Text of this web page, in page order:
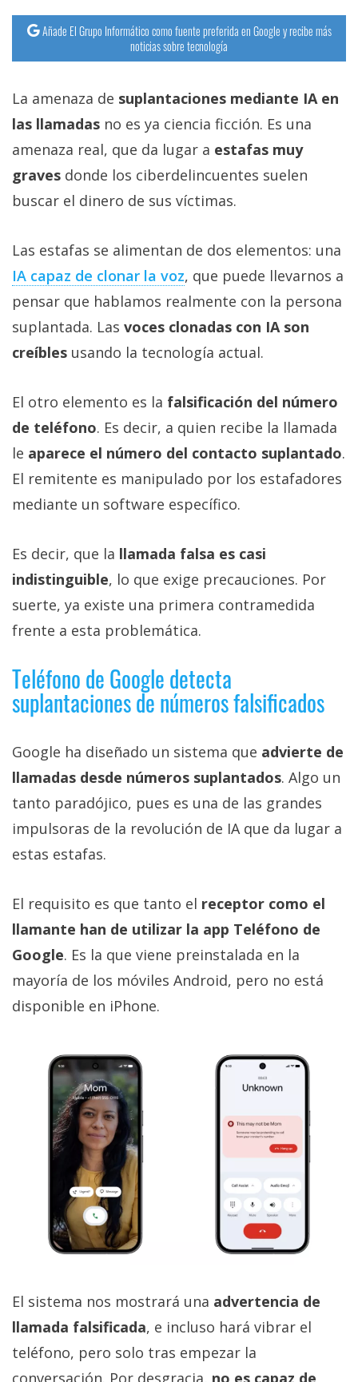
Añade El Grupo Informático como fuente preferida en Google y recibe más
noticias sobre tecnología
La amenaza de suplantaciones mediante IA en
las llamadas no es ya ciencia ficción. Es una
amenaza real, que da lugar a estafas muy
graves donde los ciberdelincuentes suelen
buscar el dinero de sus víctimas.
Las estafas se alimentan de dos elementos: una
IA capaz de clonar la voz‎, que puede llevarnos a
pensar que hablamos realmente con la persona
suplantada. Las voces clonadas con IA son
creíbles usando la tecnología actual.
El otro elemento es la falsificación del número
de teléfono. Es decir, a quien recibe la llamada
le aparece el número del contacto suplantado.
El remitente es manipulado por los estafadores
mediante un software específico.
Es decir, que la llamada falsa es casi
indistinguible, lo que exige precauciones. Por
suerte, ya existe una primera contramedida
frente a esta problemática.
Teléfono de Google detecta
suplantaciones de números falsificados
Google ha diseñado un sistema que advierte de
llamadas desde números suplantados. Algo un
tanto paradójico, pues es una de las grandes
impulsoras de la revolución de IA que da lugar a
estas estafas.
El requisito es que tanto el receptor como el
llamante han de utilizar la app Teléfono de
Google. Es la que viene preinstalada en la
mayoría de los móviles Android, pero no está
disponible en iPhone.
El sistema nos mostrará una advertencia de
llamada falsificada, e incluso hará vibrar el
teléfono, pero solo tras empezar la